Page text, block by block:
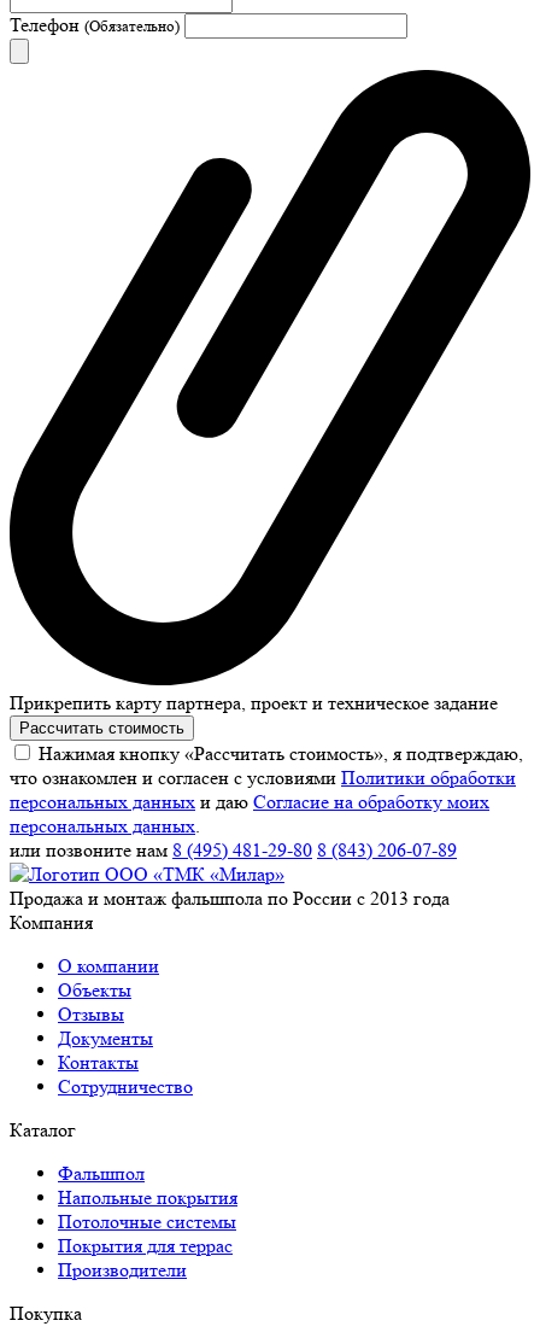
Телефон (Обязательно)
Прикрепить карту партнера, проект и техническое задание
Рассчитать стоимость
Нажимая кнопку «Рассчитать стоимость», я подтверждаю,
что ознакомлен и согласен с условиями Политики обработки
персональных данных и даю Согласие на обработку моих
персональных данных.
или позвоните нам 8 (495) 481-29-80 8 (843) 206-07-89
Продажа и монтаж фальшпола по России с 2013 года
Компания
О компании
Объекты
Отзывы
Документы
Контакты
Сотрудничество
Каталог
Фальшпол
Напольные покрытия
Потолочные системы
Покрытия для террас
Производители
Покупка